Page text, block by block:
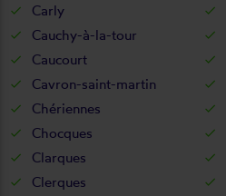
Carly
Cauchy-à-la-tour
Caucourt
Cavron-saint-martin
Chériennes
Chocques
Clarques
Clerques